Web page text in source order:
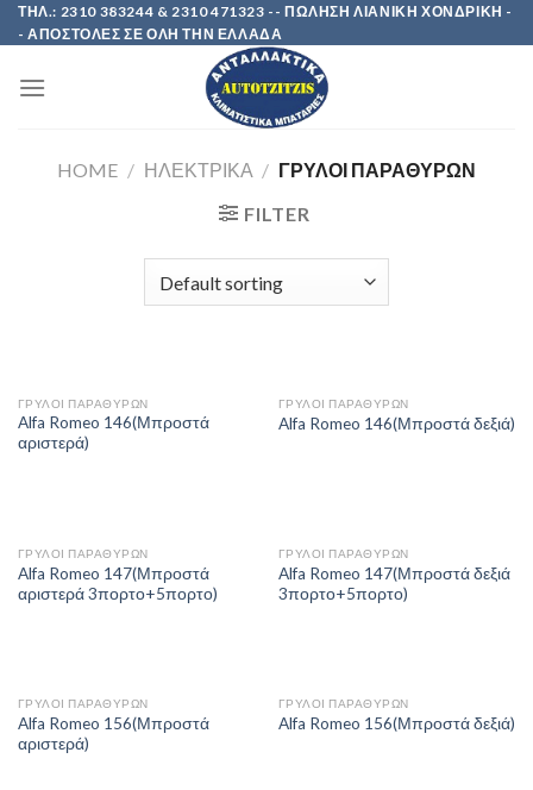
Skip
to
ΤΗΛ.: 2310 383244 & 2310 471323 -- ΠΩΛΗΣΗ ΛΙΑΝΙΚΗ ΧΟΝΔΡΙΚΗ -
- ΑΠΟΣΤΟΛΕΣ ΣΕ ΟΛΗ ΤΗΝ ΕΛΛΑΔΑ
HOME / ΗΛΕΚΤΡΙΚΑ / ΓΡΥΛΟΙ ΠΑΡΑΘΥΡΩΝ
FILTER
ΓΡΥΛΟΙ ΠΑΡΑΘΥΡΩΝ
Alfa Romeo 146(Μπροστά
αριστερά)
ΓΡΥΛΟΙ ΠΑΡΑΘΥΡΩΝ
Alfa Romeo 146(Μπροστά δεξιά)
ΓΡΥΛΟΙ ΠΑΡΑΘΥΡΩΝ
Alfa Romeo 147(Μπροστά
αριστερά 3πορτο+5πορτο)
ΓΡΥΛΟΙ ΠΑΡΑΘΥΡΩΝ
Alfa Romeo 147(Μπροστά δεξιά
3πορτο+5πορτο)
ΓΡΥΛΟΙ ΠΑΡΑΘΥΡΩΝ
Alfa Romeo 156(Μπροστά
αριστερά)
ΓΡΥΛΟΙ ΠΑΡΑΘΥΡΩΝ
Alfa Romeo 156(Μπροστά δεξιά)